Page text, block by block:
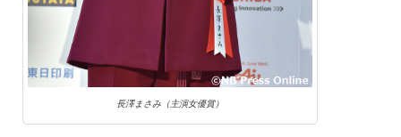
長澤まさみ（主演女優賞）